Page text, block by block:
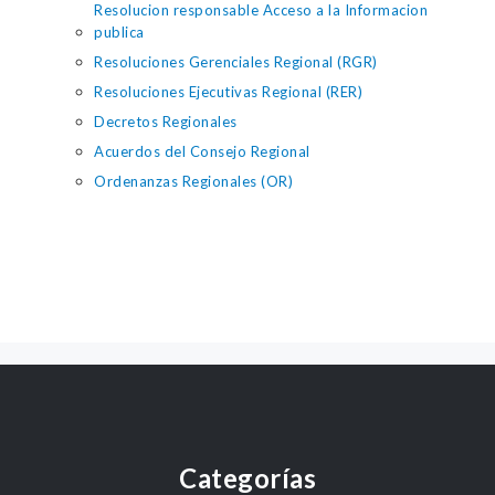
Resolucion responsable Acceso a la Informacion
publica
Resoluciones Gerenciales Regional (RGR)
Resoluciones Ejecutivas Regional (RER)
Decretos Regionales
Acuerdos del Consejo Regional
Ordenanzas Regionales (OR)
Categorías